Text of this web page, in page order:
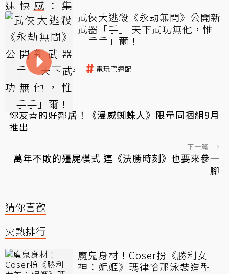
武俠大逃殺《永劫無間》公開新
武器「手」 天下武功無他，惟
「手手」爾！
大逃殺 PUBG 電玩宅速配
← 上一篇
你友善的好鄰居！《漫威蜘蛛人》限量同捆組9月
推出
下一篇 →
萬年不敗的殭屍模式 連《決勝時刻》也要來參一
腳
猜你喜歡
火熱排行
魔鬼身材！Coser扮《勝利女
神：妮姬》瑪律恰那泳裝造型